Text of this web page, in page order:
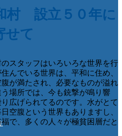
村 設立５０年に
せて
スタッフはいろいろな世界を行
んでいる世界は、平和に住め、
が満たされ、必要なものが溢れ
場所では、今も銃撃が鳴り響
広げられてるのです。水がとて
空腹という世界もありますし、
で、多くの人々が極貧困層だと